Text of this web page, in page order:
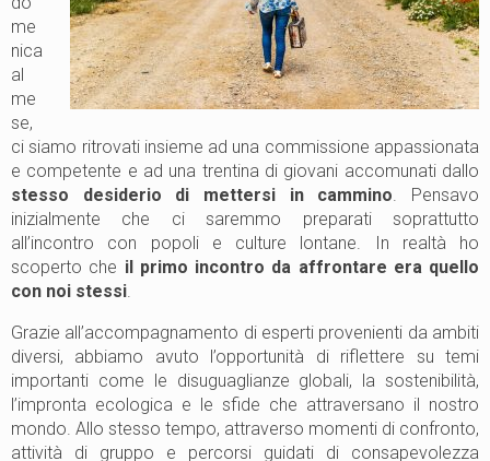
me
nica
al
me
se,
ci siamo ritrovati insieme ad una commissione appassionata
e competente e ad una trentina di giovani accomunati dallo
stesso desiderio di mettersi in cammino . Pensavo
inizialmente che ci saremmo preparati soprattutto
all’incontro con popoli e culture lontane. In realtà ho
scoperto che il primo incontro da affrontare era quello
con noi stessi
Grazie all’accompagnamento di esperti provenienti da ambiti
diversi, abbiamo avuto l’opportunità di riflettere su temi
importanti come le disuguaglianze globali, la sostenibilità,
l’impronta ecologica e le sfide che attraversano il nostro
mondo. Allo stesso tempo, attraverso momenti di confronto,
attività di gruppo e percorsi guidati di consapevolezza